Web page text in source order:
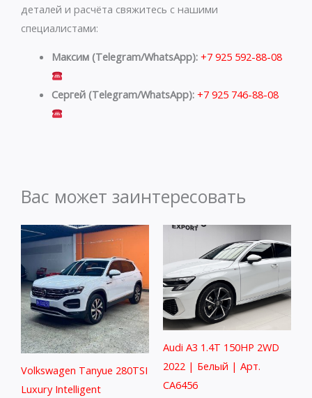
деталей и расчёта свяжитесь с нашими
специалистами:
Максим (Telegram/WhatsApp): +7 925 592-88-08
Сергей (Telegram/WhatsApp): +7 925 746-88-08
Вас может заинтересовать
Volkswagen Tanyue 280TSI
Luxury Intelligent
Audi A3 1.4T 150HP 2WD
2022 | Белый | Арт.
CA6456